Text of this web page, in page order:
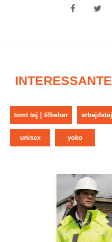
tomt tøj | tilbehør arbejdstøj
unisex yoko